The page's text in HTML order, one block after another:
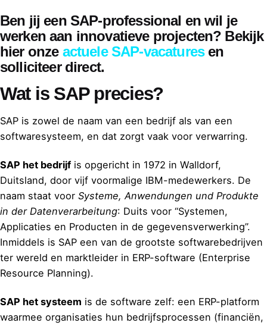
Ben jij een SAP-professional en wil je
werken aan innovatieve projecten? Bekijk
hier onze actuele SAP-vacaturesen
solliciteer direct.
Wat is SAP precies?
SAP is zowel de naam van een bedrijf als van een
softwaresysteem, en dat zorgt vaak voor verwarring.
SAP het bedrijf is opgericht in 1972 in Walldorf,
Duitsland, door vijf voormalige IBM-medewerkers. De
naam staat voor Systeme, Anwendungen und Produkte
in der Datenverarbeitung: Duits voor “Systemen,
Applicaties en Producten in de gegevensverwerking”.
Inmiddels is SAP een van de grootste softwarebedrijven
ter wereld en marktleider in ERP-software (Enterprise
Resource Planning).
SAP het systeem is de software zelf: een ERP-platform
waarmee organisaties hun bedrijfsprocessen (financiën,